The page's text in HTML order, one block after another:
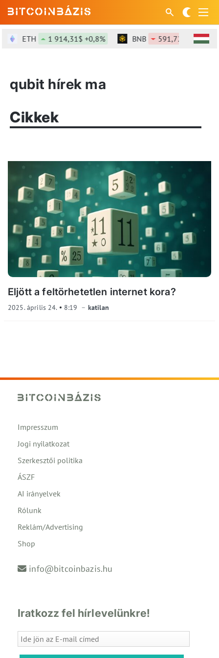
ETH 1 914,31$ +0,8% BNB 591,72$ -0,3%
qubit hírek ma
Cikkek
Eljött a feltörhetetlen internet kora?
2025. április 24. 8:19 katilan
Impresszum
Jogi nyilatkozat
Szerkesztői politika
ÁSZF
AI irányelvek
Rólunk
Reklám/Advertising
Shop
info@bitcoinbazis.hu
Iratkozz fel hírlevelünkre!